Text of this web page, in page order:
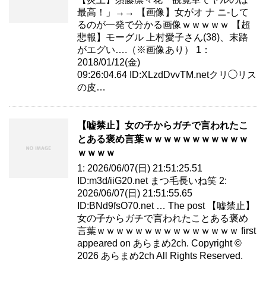
最高！」→→ 【画像】女がオ ナ ニ-して
るのが一発で分かる画像ｗｗｗｗｗ 【超
悲報】モーグル 上村愛子さん(38)、末路
がエグい….（※画像あり） 1：
2018/01/12(金)
09:26:04.64 ID:XLzdDvvTM.netクリ◯リス
の皮…
【嘘禁止】女の子からガチで言われたこ
とある褒め言葉ｗｗｗｗｗｗｗｗｗｗｗ
ｗｗｗｗ
1: 2026/06/07(日) 21:51:25.51
ID:m3d/iiG20.net まつ毛長いね笑 2:
2026/06/07(日) 21:51:55.65
ID:BNd9fsO70.net … The post 【嘘禁止】
女の子からガチで言われたことある褒め
言葉ｗｗｗｗｗｗｗｗｗｗｗｗｗｗｗ first
appeared on あらまめ2ch. Copyright ©
2026 あらまめ2ch All Rights Reserved.